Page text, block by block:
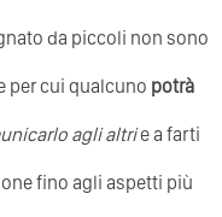
da piccoli non sono
per cui qualcuno potrà
agli altrie a farti
fino agli aspetti più